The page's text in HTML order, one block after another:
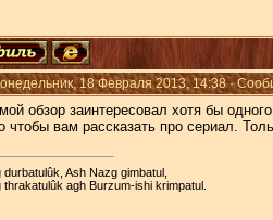
18 Февраля 2013, 14:38 ·
обзор заинтересовал хотя бы
чтобы вам рассказать про сериал.
Ash Nazg gimbatul,
thrakatulûk agh Burzum-ishi krimpatul.